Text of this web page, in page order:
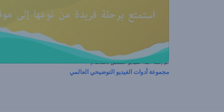
تم إنشاء هذا الفيديو المسبق باستخدام
مجموعة أدوات الفيديو التوضيحي العالمي